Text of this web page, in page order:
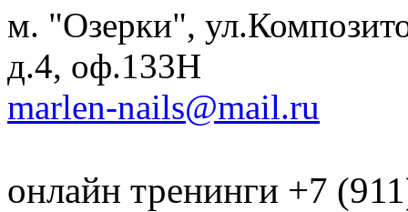
м. "Озерки",
д.4, оф.133H
marlen-nails@mail.ru
онлайн тренинги +7